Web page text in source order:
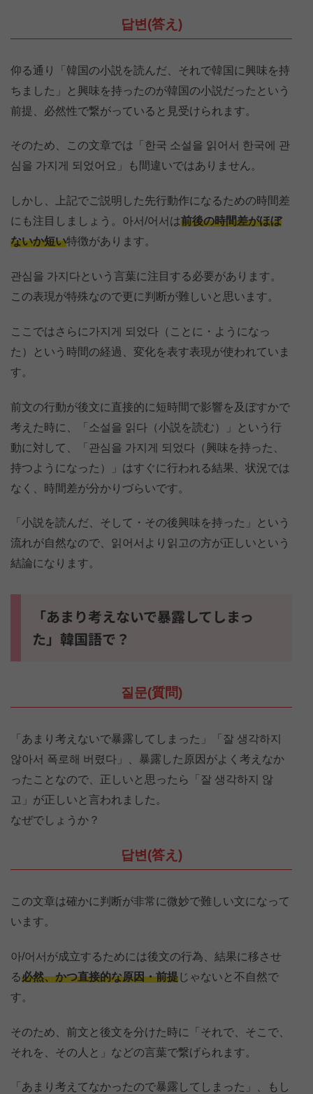
답변(答え)
仰る通り「韓国の小説を読んだ、それで韓国に興味を持
ちました」と興味を持ったのが韓国の小説だったという
前提、必然性で繋がっていると見受けられます。
そのため、この文章では「한국 소설을 읽어서 한국에 관
심을 가지게 되었어요」も間違いではありません。
しかし、上記でご説明した先行動作になるための時間差
にも注目しましょう。아서/어서は前後の時間差がほぼ
ないか短い特徴があります。
관심을 가지다という言葉に注目する必要があります。
この表現が特殊なので更に判断が難しいと思います。
ここではさらに가지게 되었다（ことに・ようになっ
た）という時間の経過、変化を表す表現が使われていま
す。
前文の行動が後文に直接的に短時間で影響を及ぼすかで
考えた時に、「소설을 읽다（小説を読む）」という行
動に対して、「관심을 가지게 되었다（興味を持った、
持つようになった）」はすぐに行われる結果、状況では
なく、時間差が分かりづらいです。
「小説を読んだ、そして・その後興味を持った」という
流れが自然なので、읽어서より읽고の方が正しいという
結論になります。
「あまり考えないで暴露してしまっ
た」韓国語で？
질문(質問)
「あまり考えないで暴露してしまった」「잘 생각하지
않아서 폭로해 버렸다」、暴露した原因がよく考えなか
ったことなので、正しいと思ったら「잘 생각하지 않
고」が正しいと言われました。
なぜでしょうか？
답변(答え)
この文章は確かに判断が非常に微妙で難しい文になって
います。
아/어서が成立するためには後文の行為、結果に移させ
る必然、かつ直接的な原因・前提 じゃないと不自然で
す。
そのため、前文と後文を分けた時に「それで、そこで、
それを、その人と」などの言葉で繋げられます。
「あまり考えてなかったので暴露してしまった」、もし